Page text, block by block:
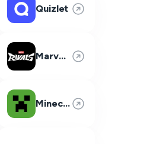
Quizlet
Marvel Rivals
Minecraft